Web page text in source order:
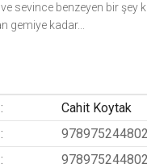
sevince benzeyen bir
gemiye kadar...
:
Cahit Koytak
:
: